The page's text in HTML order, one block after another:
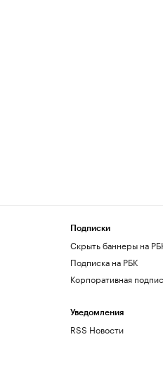
Подписки
Скрыть баннеры на
Подписка на РБК
Корпоративная
Уведомления
RSS Новости